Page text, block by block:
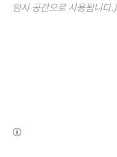
임시 공간으로 사용됩니다.)